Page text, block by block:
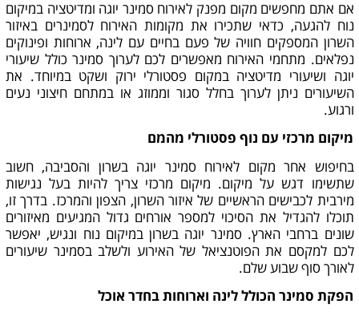
אם אתם מחפשים מקום מפנק לאירוח סמינר יוגה ומדיטציה במיקום
נוח להגעה, כדאי שתכירו את מקומות האירוח לסמינרים באיזור
השרון המספקים חוויה של פעם בחיים עם לינה, ארוחות ופינוקים
נפלאים. מתחמי האירוח מאפשרים לכם לערוך סמינר כולל שיעורי
יוגה ושיעורי מדיטציה במקום פסטורלי ירוק ושקט במיוחד. את
השיעורים ניתן לערוך בחלל סגור וממוזג או במתחם חיצוני נעים
ורגוע.
מיקום מרכזי עם נוף פסטורלי מהמם
בחיפוש אחר מקום לאירוח סמינר יוגה בשרון והסביבה, חשוב
שתשימו דגש על מיקום. מיקום מרכזי צריך להיות בעל נגישות
מירבית לכבישים הראשיים של איזור השרון, הצפון והמרכז. בדרך זו,
תוכלו להגדיל את הסיכוי למספר אורחים גדול המגיעים מאיזורים
שונים ברחבי הארץ. סמינר יוגה בשרון במיקום נוח ונגיש, יאפשר
לכם למקסם את הפוטנציאל של האירוע ולשלב בסמינר שיעורים
לאורך סוף שבוע שלם.
הפקת סמינר הכולל לינה וארוחות בחדר אוכל